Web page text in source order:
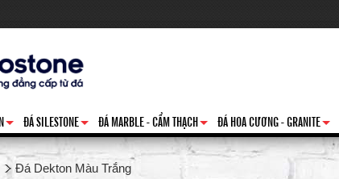
+ +
ĐÁ SILESTONE
+
ĐÁ MARBLE - CẨM THẠCH
+
ĐÁ HOA CƯƠNG - GRANITE
Đá Dekton Màu Trắng